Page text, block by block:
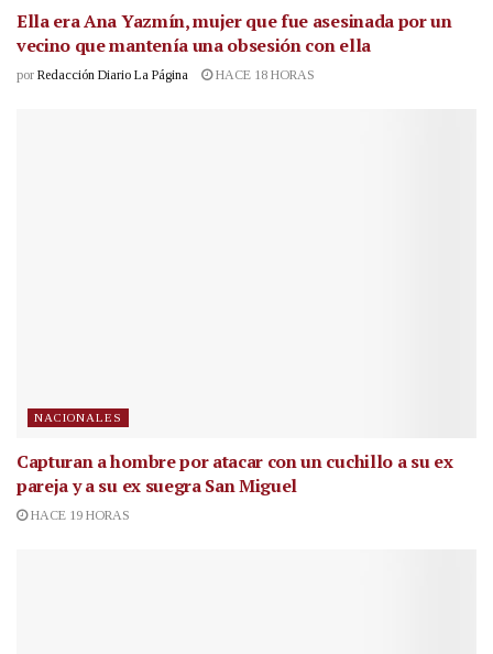
Ella era Ana Yazmín, mujer que fue asesinada por un
vecino que mantenía una obsesión con ella
por Redacción Diario La Página HACE 18 HORAS
NACIONALES
Capturan a hombre por atacar con un cuchillo a su ex
pareja y a su ex suegra San Miguel
HACE 19 HORAS